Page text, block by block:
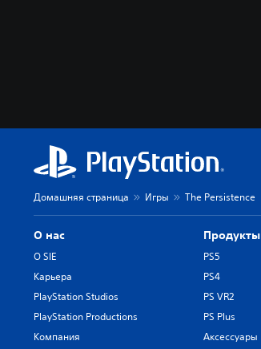
Домашняя страница Игры The Persistence
О нас
О SIE
Карьера
PlayStation Studios
PlayStation Productions
Компания
Продукты
PS5
PS4
PS VR2
PS Plus
Аксессуары